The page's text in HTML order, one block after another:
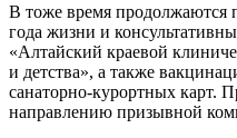
В тоже время продолжаются
года жизни и
«Алтайский краевой
и детства», а также
санаторно-курортных карт.
направлению призывной